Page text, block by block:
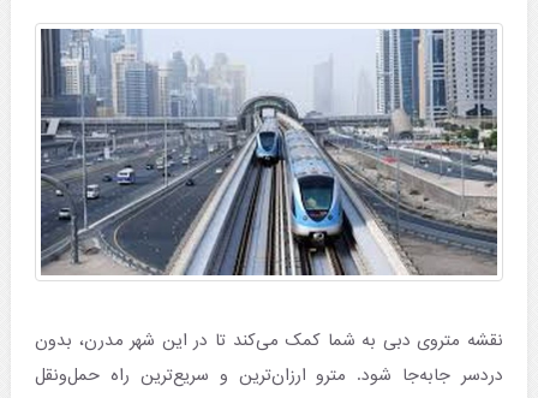
آخری
جاذبه‌های
گردشگری
نقشه متروی دبی به شما کمک می‌کند تا در این شهر مدرن، بدون
دردسر جابه‌جا شود. مترو ارزان‌ترین و سریع‌ترین راه حمل‌ونقل